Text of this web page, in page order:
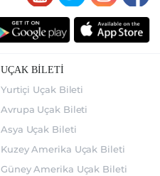
UÇAK BİLETİ
Yurtiçi Uçak Bileti
Avrupa Uçak Bileti
Asya Uçak Bileti
Kuzey Amerika Uçak Bileti
Güney Amerika Uçak Bileti